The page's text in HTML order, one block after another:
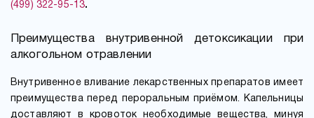
(499) 322-95-13.
Преимущества внутривенной детоксикации при
алкогольном отравлении
Внутривенное вливание лекарственных препаратов имеет
преимущества перед пероральным приёмом. Капельницы
доставляют в кровоток необходимые вещества, минуя